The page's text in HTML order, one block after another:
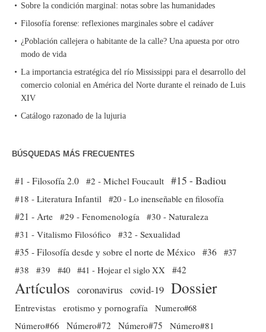
Sobre la condición marginal: notas sobre las humanidades
Filosofía forense: reflexiones marginales sobre el cadáver
¿Población callejera o habitante de la calle? Una apuesta por otro
modo de vida
La importancia estratégica del río Mississippi para el desarrollo del
comercio colonial en América del Norte durante el reinado de Luis
XIV
Catálogo razonado de la lujuria
BÚSQUEDAS MÁS FRECUENTES
#1 - Filosofía 2.0 #2 - Michel Foucault #15 - Badiou
#18 - Literatura Infantil #20 - Lo inenseñable en filosofía
#21 - Arte #29 - Fenomenología
#30 - Naturaleza
#31 - Vitalismo Filosófico
#32 - Sexualidad
#35 - Filosofía desde y sobre el norte de México #36 #37
#38
#39 #40 #41 - Hojear el siglo XX #42
Artículos coronavirus covid-19 Dossier
Entrevistas erotismo y pornografía
Numero#68
Número#66
Número#72 Número#75
Número#81